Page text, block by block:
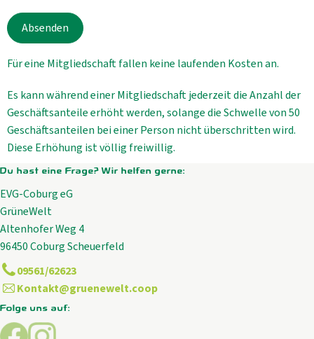
Absenden
Für eine Mitgliedschaft fallen keine laufenden Kosten an.
Es kann während einer Mitgliedschaft jederzeit die Anzahl der
Geschäftsanteile erhöht werden, solange die Schwelle von 50
Geschäftsanteilen bei einer Person nicht überschritten wird.
Diese Erhöhung ist völlig freiwillig.
Du hast eine Frage? Wir helfen gerne:
EVG-Coburg eG
GrüneWelt
Altenhofer Weg 4
96450 Coburg Scheuerfeld
09561/62623
Kontakt@gruenewelt.coop
Folge uns auf:
Externer Link zu https://www.facebook.com/
Externer Link zu https://www.instagram.com/